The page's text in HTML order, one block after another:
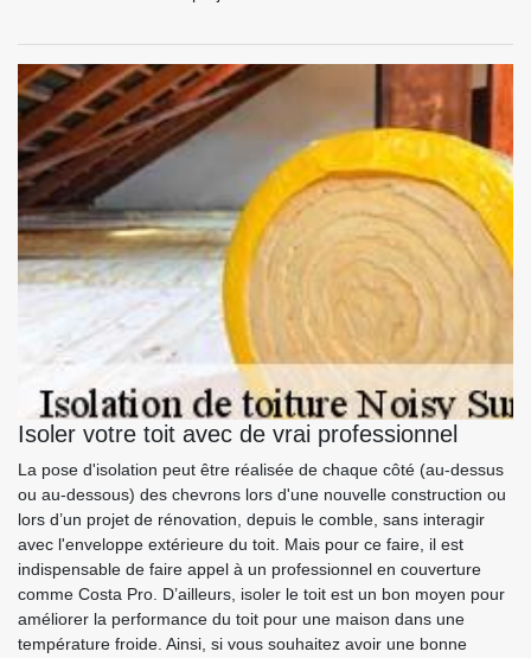
Isoler votre toit avec de vrai professionnel
La pose d'isolation peut être réalisée de chaque côté (au-dessus
ou au-dessous) des chevrons lors d'une nouvelle construction ou
lors d’un projet de rénovation, depuis le comble, sans interagir
avec l'enveloppe extérieure du toit. Mais pour ce faire, il est
indispensable de faire appel à un professionnel en couverture
comme Costa Pro. D’ailleurs, isoler le toit est un bon moyen pour
améliorer la performance du toit pour une maison dans une
température froide. Ainsi, si vous souhaitez avoir une bonne